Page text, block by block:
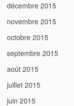
décembre 2015
novembre 2015
octobre 2015
septembre 2015
août 2015
juillet 2015
juin 2015